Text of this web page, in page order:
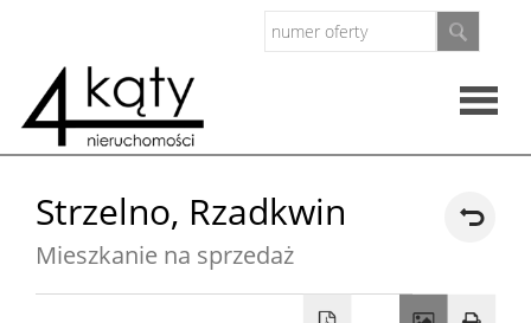
Strzelno, Rzadkwin
Mieszkanie na sprzedaż